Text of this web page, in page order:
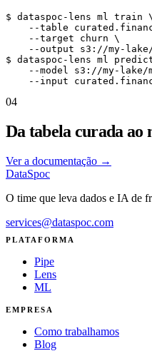
$ dataspoc-lens ml train \
--table
    --target churn \
--output s3://my-
$ dataspoc-lens ml
--model s3://my-lake/
--input
04
Da tabela curada ao
Ver a documentação →
DataSpoc
O time que leva dados e IA de
services@dataspoc.com
PLATAFORMA
Pipe
Lens
ML
EMPRESA
Como trabalhamos
Blog